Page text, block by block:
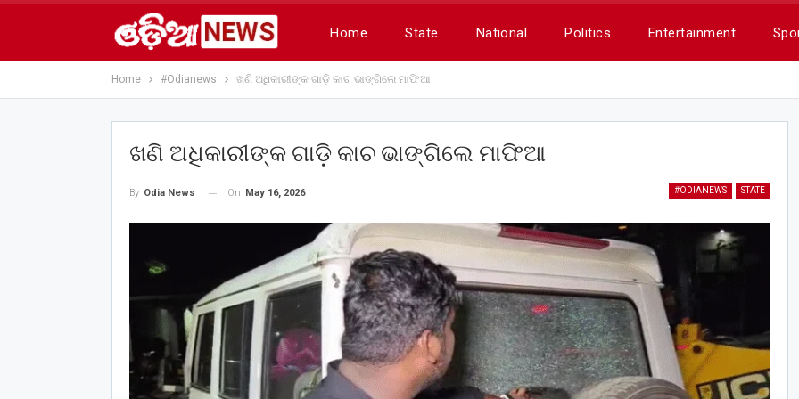
Home State National Politics Entertainment
Home #Odianews ଖଣି ଅଧିକାରୀଙ୍କ ଗାଡ଼ି କାଚ ଭାଙ୍ଗିଲେ ମାଫିଆ
ଖଣି ଅଧିକାରୀଙ୍କ ଗାଡ଼ି କାଚ ଭାଙ୍ଗିଲେ ମାଫିଆ
#ODIANEWS STATE
By Odia News On May 16, 2026